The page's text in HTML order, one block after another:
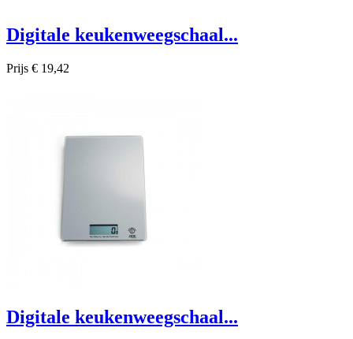
Digitale keukenweegschaal...
Prijs € 19,42
Digitale keukenweegschaal...